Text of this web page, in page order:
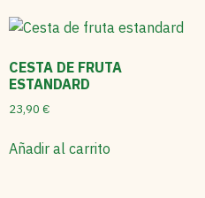
CESTA DE FRUTA
ESTANDARD
23,90 €
Añadir al carrito